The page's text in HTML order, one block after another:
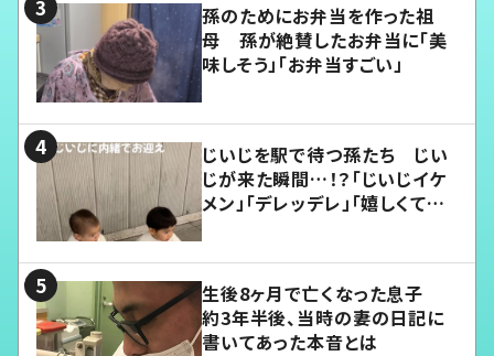
孫のためにお弁当を作った祖
母 孫が絶賛したお弁当に「美
味しそう」「お弁当すごい」
じいじを駅で待つ孫たち じい
じが来た瞬間…！？「じいじイケ
メン」「デレッデレ」「嬉しくて可
生後8ヶ月で亡くなった息子
約3年半後、当時の妻の日記に
書いてあった本音とは